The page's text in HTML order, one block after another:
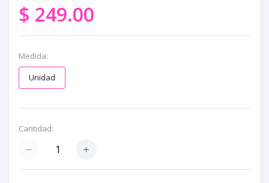
$ 249.00
Medida:
Unidad
Cantidad: